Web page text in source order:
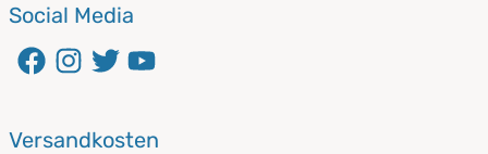
Social Media
Versandkosten